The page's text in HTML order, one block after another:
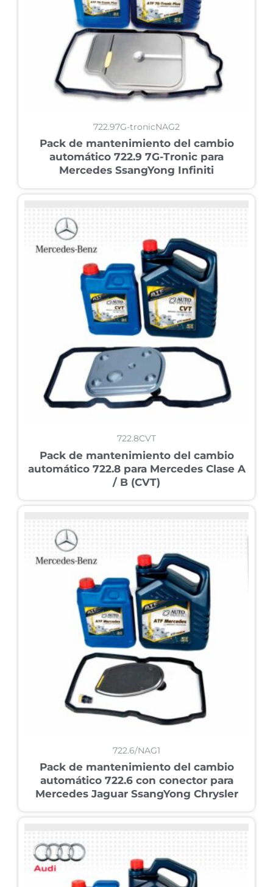
722.97G-tronicNAG2
Pack de mantenimiento del cambio
automático 722.9 7G-Tronic para
Mercedes SsangYong Infiniti
722.8CVT
Pack de mantenimiento del cambio
automático 722.8 para Mercedes Clase A
/ B (CVT)
722.6/NAG1
Pack de mantenimiento del cambio
automático 722.6 con conector para
Mercedes Jaguar SsangYong Chrysler